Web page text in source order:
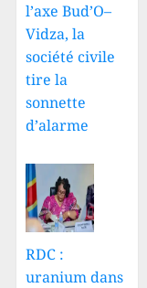
l’axe Bud’O–
Vidza, la
société civile
tire la
sonnette
d’alarme
RDC :
uranium dans